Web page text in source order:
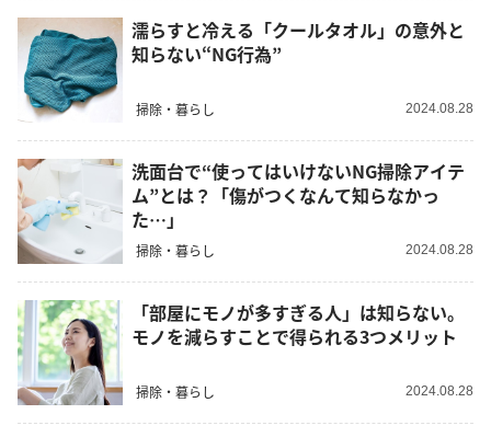
濡らすと冷える「クールタオル」の意外と
知らない“NG行為”
掃除・暮らし 2024.08.28
洗面台で“使ってはいけないNG掃除アイテ
ム”とは？「傷がつくなんて知らなかっ
た…」
掃除・暮らし 2024.08.28
「部屋にモノが多すぎる人」は知らない。
モノを減らすことで得られる3つメリット
掃除・暮らし 2024.08.28